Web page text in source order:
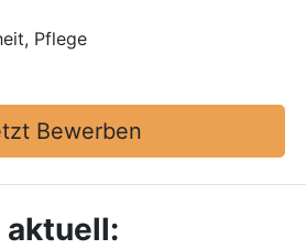
Pflege
Bewerben
aktuell: